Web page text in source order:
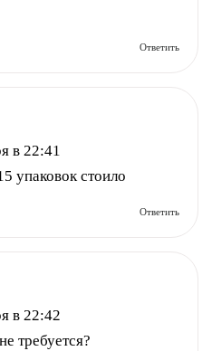
в 22:41
упаковок стоило
в 22:42
требуется?